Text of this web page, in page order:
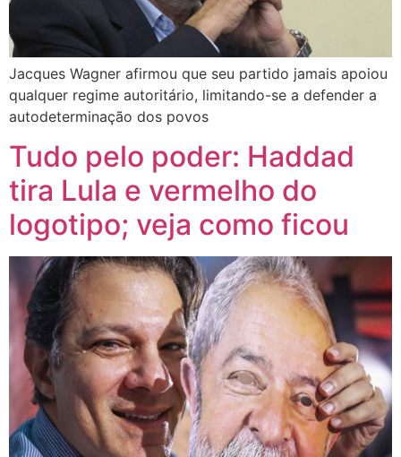
Jacques Wagner afirmou que seu partido jamais apoiou
qualquer regime autoritário, limitando-se a defender a
autodeterminação dos povos
Tudo pelo poder: Haddad
tira Lula e vermelho do
logotipo; veja como ficou